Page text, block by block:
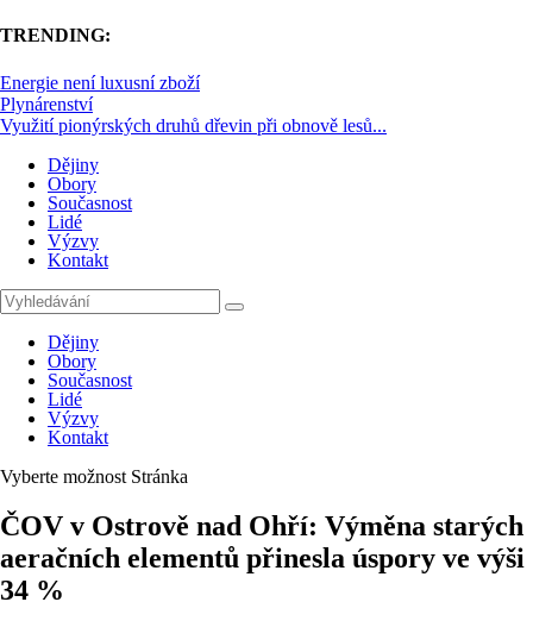
TRENDING:
Energie není luxusní zboží
Plynárenství
Využití pionýrských druhů dřevin při obnově lesů...
Dějiny
Obory
Současnost
Lidé
Výzvy
Kontakt
Dějiny
Obory
Současnost
Lidé
Výzvy
Kontakt
Vyberte možnost Stránka
ČOV v Ostrově nad Ohří: Výměna starých
aeračních elementů přinesla úspory ve výši
34 %